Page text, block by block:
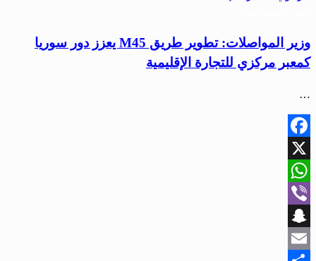
وزير المواصلات: تطوير طريق M45 يعزز دور سوريا
كمعبر مركزي للتجارة الإقليمية
…
Facebook
X
WhatsApp
Viber
Snapchat